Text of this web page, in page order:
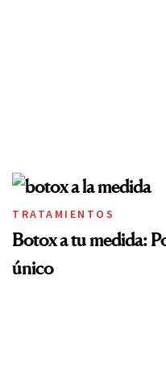
TRATAMIENTOS
Botox a tu medida:
único